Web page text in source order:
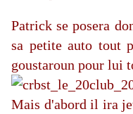
Patrick se posera
sa petite auto tout
goustaroun pour lui
Mais d'abord il ira